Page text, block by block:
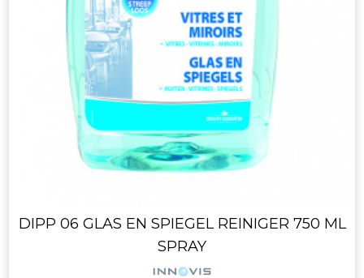
DIPP 06 GLAS EN SPIEGEL REINIGER 750 ML
SPRAY